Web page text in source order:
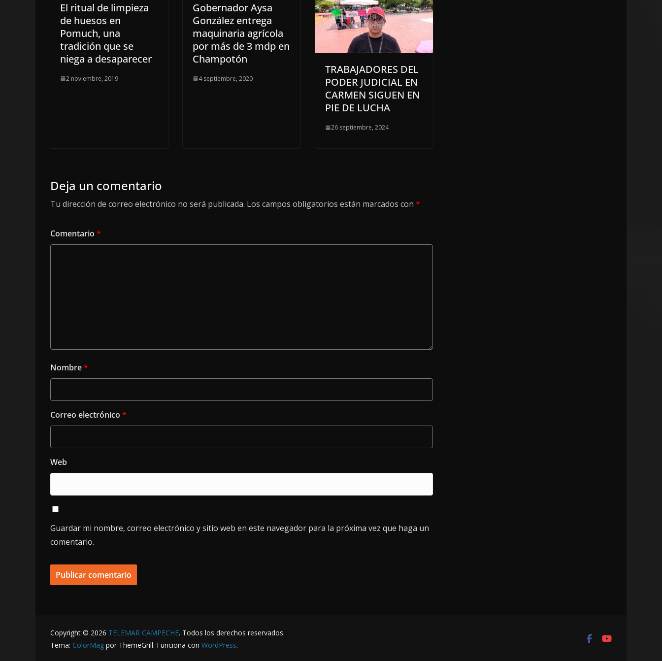
El ritual de limpieza
de huesos en
Pomuch, una
tradición que se
niega a desaparecer
2 noviembre, 2019
Gobernador Aysa
González entrega
maquinaria agrícola
por más de 3 mdp en
Champotón
4 septiembre, 2020
TRABAJADORES DEL
PODER JUDICIAL EN
CARMEN SIGUEN EN
PIE DE LUCHA
26 septiembre, 2024
Deja un comentario
Tu dirección de correo electrónico no será publicada. Los campos obligatorios están marcados con *
Comentario *
Nombre*
Correo electrónico *
Web
Guardar mi nombre, correo electrónico y sitio web en este navegador para la próxima vez que haga un
comentario.
Copyright © 2026 TELEMAR CAMPECHE. Todos los derechos reservados.
Tema: ColorMag por ThemeGrill. Funciona con WordPress.